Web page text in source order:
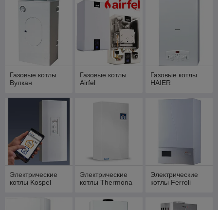
Газовые котлы
Вулкан
Газовые котлы
Airfel
Газовые котлы
HAIER
Электрические
котлы Kospel
Электрические
котлы Thermona
Электрические
котлы Ferroli